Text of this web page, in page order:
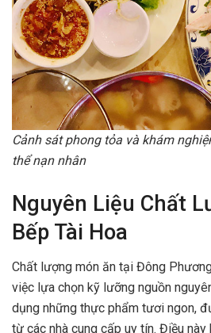
Cảnh sát phong tỏa và khám
thể nạn nhân
Nguyên Liệu Chất
Bếp Tài Hoa
Chất lượng món ăn tại Đông
việc lựa chọn kỹ lưỡng nguồn
dụng những thực phẩm tươi ngon,
từ các nhà cung cấp uy tín. Điều